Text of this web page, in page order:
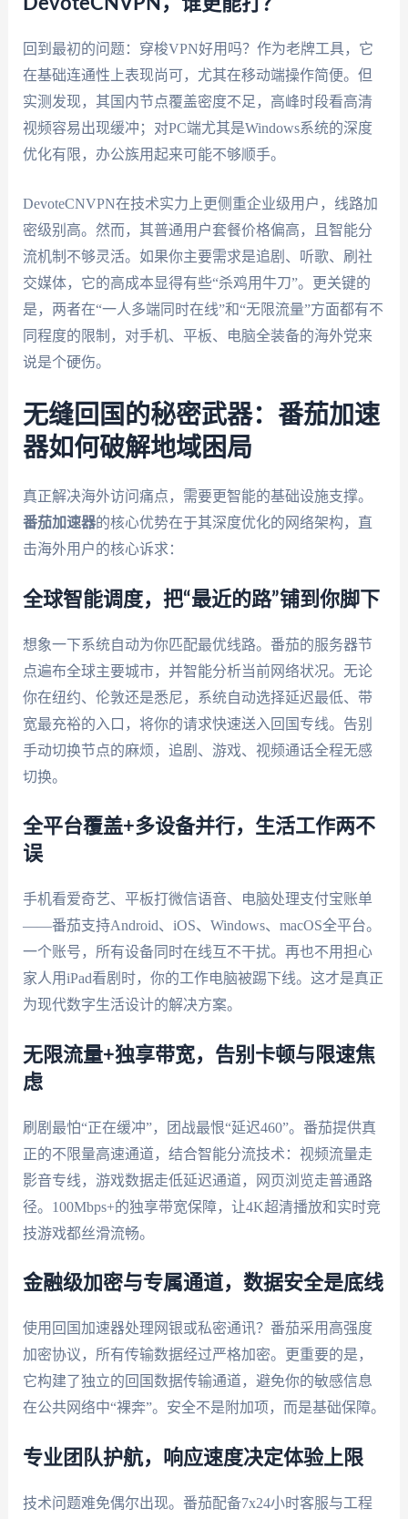
回到最初的问题：穿梭VPN好用吗？作为老牌工具，它
在基础连通性上表现尚可，尤其在移动端操作简便。但
实测发现，其国内节点覆盖密度不足，高峰时段看高清
视频容易出现缓冲；对PC端尤其是Windows系统的深度
优化有限，办公族用起来可能不够顺手。
DevoteCNVPN在技术实力上更侧重企业级用户，线路加
密级别高。然而，其普通用户套餐价格偏高，且智能分
流机制不够灵活。如果你主要需求是追剧、听歌、刷社
交媒体，它的高成本显得有些“杀鸡用牛刀”。更关键的
是，两者在“一人多端同时在线”和“无限流量”方面都有不
同程度的限制，对手机、平板、电脑全装备的海外党来
说是个硬伤。
无缝回国的秘密武器：番茄加速
器如何破解地域困局
真正解决海外访问痛点，需要更智能的基础设施支撑。
番茄加速器的核心优势在于其深度优化的网络架构，直
击海外用户的核心诉求：
全球智能调度，把“最近的路”铺到你脚下
想象一下系统自动为你匹配最优线路。番茄的服务器节
点遍布全球主要城市，并智能分析当前网络状况。无论
你在纽约、伦敦还是悉尼，系统自动选择延迟最低、带
宽最充裕的入口，将你的请求快速送入回国专线。告别
手动切换节点的麻烦，追剧、游戏、视频通话全程无感
切换。
全平台覆盖+多设备并行，生活工作两不
误
手机看爱奇艺、平板打微信语音、电脑处理支付宝账单
——番茄支持Android、iOS、Windows、macOS全平台。
一个账号，所有设备同时在线互不干扰。再也不用担心
家人用iPad看剧时，你的工作电脑被踢下线。这才是真正
为现代数字生活设计的解决方案。
无限流量+独享带宽，告别卡顿与限速焦
虑
刷剧最怕“正在缓冲”，团战最恨“延迟460”。番茄提供真
正的不限量高速通道，结合智能分流技术：视频流量走
影音专线，游戏数据走低延迟通道，网页浏览走普通路
径。100Mbps+的独享带宽保障，让4K超清播放和实时竞
技游戏都丝滑流畅。
金融级加密与专属通道，数据安全是底线
使用回国加速器处理网银或私密通讯？番茄采用高强度
加密协议，所有传输数据经过严格加密。更重要的是，
它构建了独立的回国数据传输通道，避免你的敏感信息
在公共网络中“裸奔”。安全不是附加项，而是基础保障。
专业团队护航，响应速度决定体验上限
技术问题难免偶尔出现。番茄配备7x24小时客服与工程